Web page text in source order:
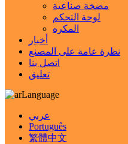
مضخة صناعية
لوحة التحكم
المكره
أخبار
نظرة عامة على المصنع
اتصل بنا
تعليق
Language
عربي
Português
繁體中文